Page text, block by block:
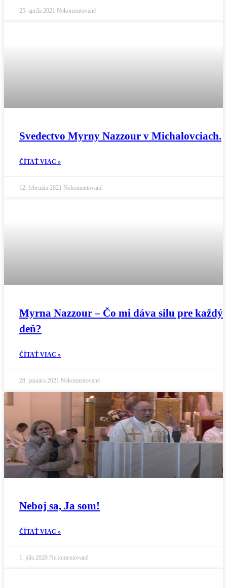
25. apríla 2021 Nekomentované
Svedectvo Myrny Nazzour v Michalovciach.
ČÍTAŤ VIAC »
12. februára 2021 Nekomentované
Myrna Nazzour – Čo mi dáva silu pre každý
deň?
ČÍTAŤ VIAC »
28. januára 2021 Nekomentované
Neboj sa, Ja som!
ČÍTAŤ VIAC »
1. júla 2020 Nekomentované